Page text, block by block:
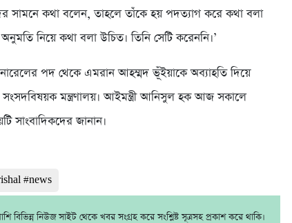
সামনে কথা বলেন, তাহলে তাঁকে হয় পদত্যাগ করে কথা বলা
নিয়ে কথা বলা উচিত। তিনি সেটি করেননি।’
পদ থেকে এমরান আহম্মদ ভূঁইয়াকে অব্যাহতি দিয়ে
সংসদবিষয়ক মন্ত্রণালয়। আইমন্ত্রী আনিসুল হক আজ সকালে
সাংবাদিকদের জানান।
#news
বিভিন্ন নিউজ সাইট থেকে খবর সংগ্রহ করে সংশ্লিষ্ট সূত্রসহ প্রকাশ করে থাকি।